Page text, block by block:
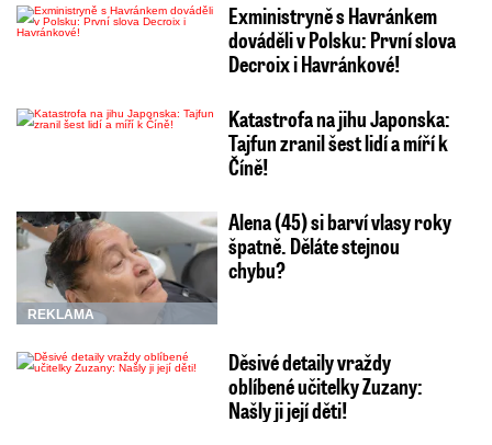
Exministryně s Havránkem
dováděli v Polsku: První slova
Decroix i Havránkové!
Katastrofa na jihu Japonska:
Tajfun zranil šest lidí a míří k
Číně!
REKLAMA
Alena (45) si barví vlasy roky
špatně. Děláte stejnou
chybu?
Děsivé detaily vraždy
oblíbené učitelky Zuzany:
Našly ji její děti!